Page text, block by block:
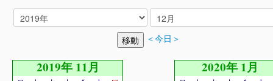
＜今日＞
2019年 11月 2020年 1月